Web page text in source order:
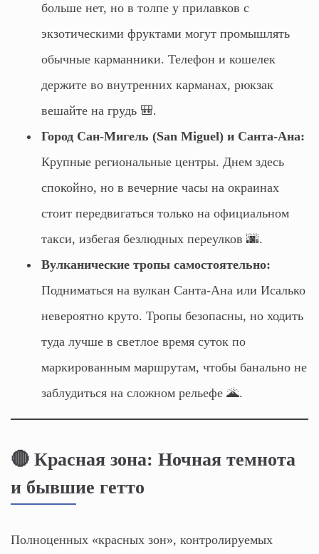
больше нет, но в толпе у прилавков с
экзотическими фруктами могут промышлять
обычные карманники. Телефон и кошелек
держите во внутренних карманах, рюкзак
вешайте на грудь 🎒.
Город Сан-Мигель (San Miguel) и Санта-Ана:
Крупные региональные центры. Днем здесь
спокойно, но в вечерние часы на окраинах
стоит передвигаться только на официальном
такси, избегая безлюдных переулков 🌆.
Вулканические тропы самостоятельно:
Подниматься на вулкан Санта-Ана или Исалько
невероятно круто. Тропы безопасны, но ходить
туда лучше в светлое время суток по
маркированным маршрутам, чтобы банально не
заблудиться на сложном рельефе 🌋.
🔴 Красная зона: Ночная темнота
и бывшие гетто
Полноценных «красных зон», контролируемых